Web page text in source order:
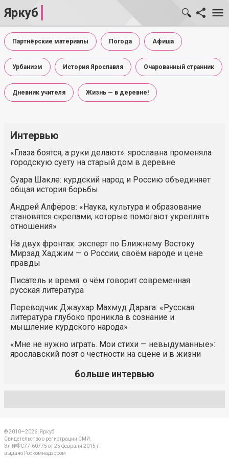
Яркуб
Партнёрские материалы Погода Афиша
Урбанизм История Ярославля Очарованный странник
Дневник учителя Жизнь — в деревне!
Интервью
«Глаза боятся, а руки делают»: ярославна променяла
городскую суету на старый дом в деревне
Суара Шакле: курдский народ и Россию объединяет
общая история борьбы
Андрей Алфёров: «Наука, культура и образование
становятся скрепами, которые помогают укреплять
отношения»
На двух фронтах: эксперт по Ближнему Востоку
Мирзад Хаджим — о России, своём народе и цене
правды
Писатель и время: о чём говорит современная
русская литература
Переводчик Джаухар Махмуд Дарага: «Русская
литература глубоко проникла в сознание и
мышление курдского народа»
«Мне не нужно играть. Мои стихи — невыдуманные»:
ярославский поэт о честности на сцене и в жизни
больше интервью
© 2010—2026, Яркуб
Свидетельство о регистрации СМИ:
Эл №ФС77-60775 от 25 февраля 2015 г.
выдано Роскомнадзором